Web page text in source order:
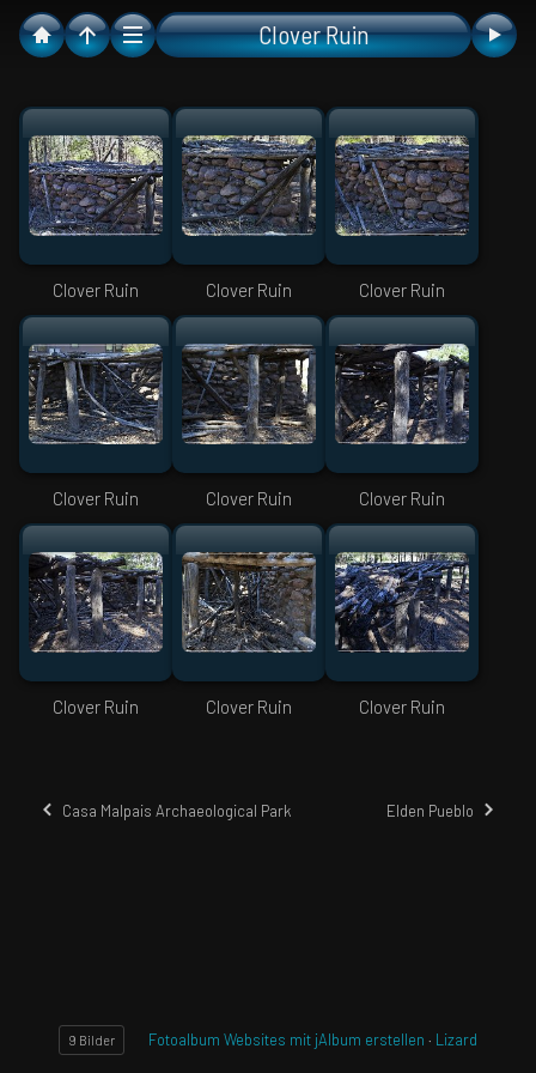
Clover Ruin
Clover Ruin Clover Ruin Clover Ruin
Clover Ruin Clover Ruin Clover Ruin
Clover Ruin Clover Ruin Clover Ruin
Casa Malpais Archaeological Park Elden Pueblo
9 Bilder Fotoalbum Websites mit jAlbum erstellen · Lizard